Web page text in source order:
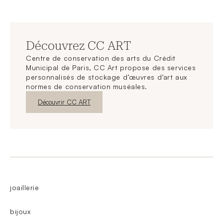
Découvrez CC ART
Centre de conservation des arts du Crédit
Municipal de Paris, CC Art propose des services
personnalisés de stockage d’œuvres d’art aux
normes de conservation muséales.
Nouvelle fenêtre
Découvrir CC ART
joaillerie
bijoux